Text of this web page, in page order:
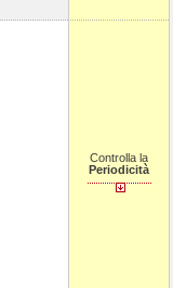
Controlla la
Periodicità